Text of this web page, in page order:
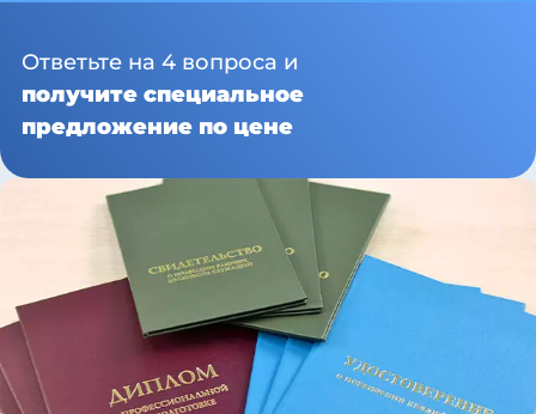
Ответьте на 4 вопроса и
получите специальное
предложение по цене